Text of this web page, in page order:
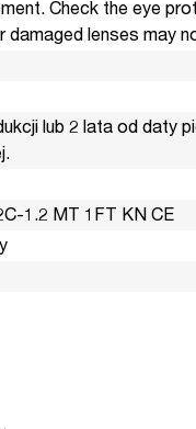
Check the eye
damaged lenses may
lub 2 lata od daty
1.2 MT 1FT KN CE